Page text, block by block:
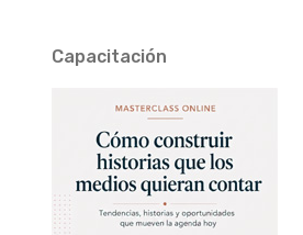
Capacitación